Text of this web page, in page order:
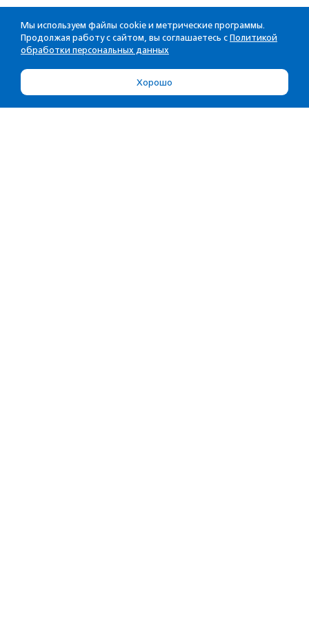
Мы используем файлы cookie и метрические программы.
Продолжая работу с сайтом, вы соглашаетесь с Политикой
обработки персональных данных
Хорошо